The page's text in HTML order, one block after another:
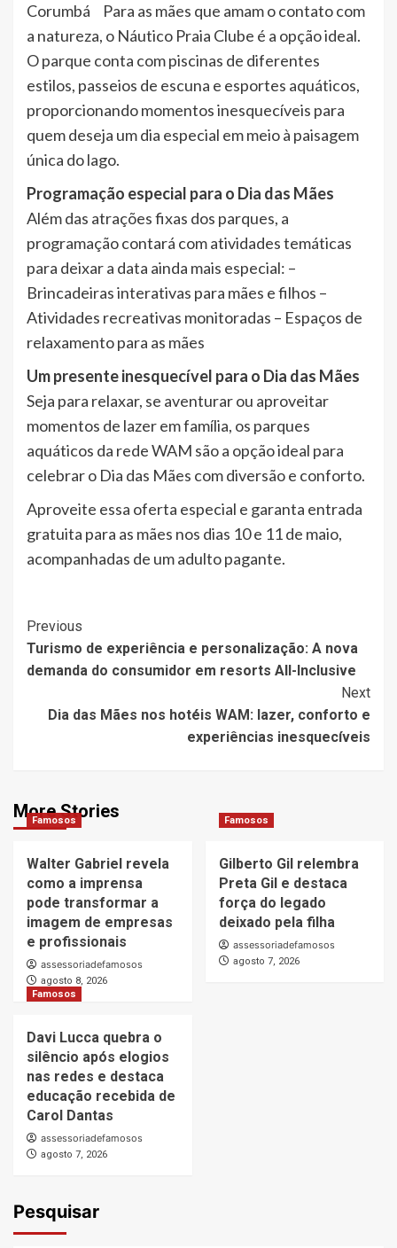
Corumbá Para as mães que amam o contato com
a natureza, o Náutico Praia Clube é a opção ideal.
O parque conta com piscinas de diferentes
estilos, passeios de escuna e esportes aquáticos,
proporcionando momentos inesquecíveis para
quem deseja um dia especial em meio à paisagem
única do lago.
Programação especial para o Dia das Mães
Além das atrações fixas dos parques, a
programação contará com atividades temáticas
para deixar a data ainda mais especial: –
Brincadeiras interativas para mães e filhos –
Atividades recreativas monitoradas – Espaços de
relaxamento para as mães
Um presente inesquecível para o Dia das Mães
Seja para relaxar, se aventurar ou aproveitar
momentos de lazer em família, os parques
aquáticos da rede WAM são a opção ideal para
celebrar o Dia das Mães com diversão e conforto.
Aproveite essa oferta especial e garanta entrada
gratuita para as mães nos dias 10 e 11 de maio,
acompanhadas de um adulto pagante.
Post
Navigation
Previous
Turismo de experiência e personalização: A nova
demanda do consumidor em resorts All-Inclusive
Next
Dia das Mães nos hotéis WAM: lazer, conforto e
experiências inesquecíveis
More Stories
Famosos
Walter Gabriel revela
como a imprensa
pode transformar a
imagem de empresas
e profissionais
assessoriadefamosos
agosto 8, 2026
Famosos
Gilberto Gil relembra
Preta Gil e destaca
força do legado
deixado pela filha
assessoriadefamosos
agosto 7, 2026
Famosos
Davi Lucca quebra o
silêncio após elogios
nas redes e destaca
educação recebida de
Carol Dantas
assessoriadefamosos
agosto 7, 2026
Pesquisar